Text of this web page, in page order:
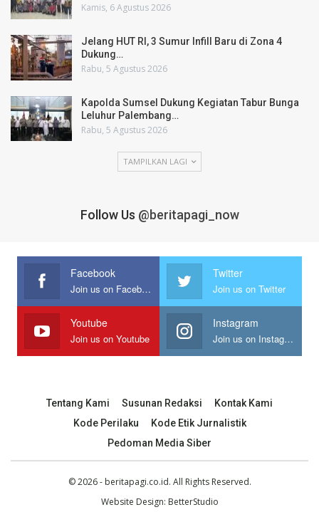
Kamis, 6 Agustus 2026
Jelang HUT RI, 3 Sumur Infill Baru di Zona 4
Dukung…
Rabu, 5 Agustus 2026
Kapolda Sumsel Dukung Kegiatan Tabur Bunga
Leluhur Palembang…
Rabu, 5 Agustus 2026
TAMPILKAN LAGI
Follow Us @beritapagi_now
Facebook
Join us on Facebook
Twitter
Join us on Twitter
Youtube
Join us on Youtube
Instagram
Join us on Instagram
Tentang Kami Susunan Redaksi
Kontak Kami
Kode Perilaku
Kode Etik Jurnalistik
Pedoman Media Siber
© 2026 - beritapagi.co.id. All Rights Reserved.
Website Design: BetterStudio